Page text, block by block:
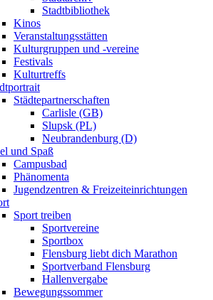
Stadtbibliothek
Kinos
Veranstaltungsstätten
Kulturgruppen und -vereine
Festivals
Kulturtreffs
Städtepartnerschaften
Carlisle (GB)
Slupsk (PL)
Neubrandenburg (D)
und Spaß
Campusbad
Phänomenta
Jugendzentren & Freizeiteinrichtungen
Sport treiben
Sportvereine
Sportbox
Flensburg liebt dich Marathon
Sportverband Flensburg
Hallenvergabe
Bewegungssommer